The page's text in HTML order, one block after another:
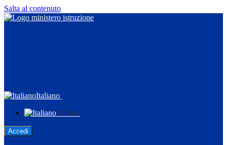
Salta al contenuto
Italiano
Italiano
Accedi